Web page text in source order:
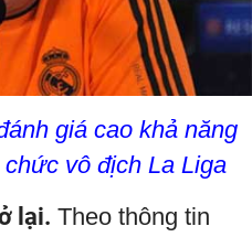
giá cao khả năng
vô địch La Liga
lại. Theo thông tin